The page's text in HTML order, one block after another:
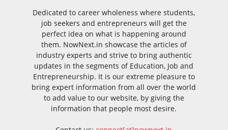
Dedicated to career wholeness where students,
job seekers and entrepreneurs will get the
perfect idea on what is happening around
them. NowNext.in showcase the articles of
industry experts and strive to bring authentic
updates in the segments of Education, Job and
Entrepreneurship. It is our extreme pleasure to
bring expert information from all over the world
to add value to our website, by giving the
information that people most desire.